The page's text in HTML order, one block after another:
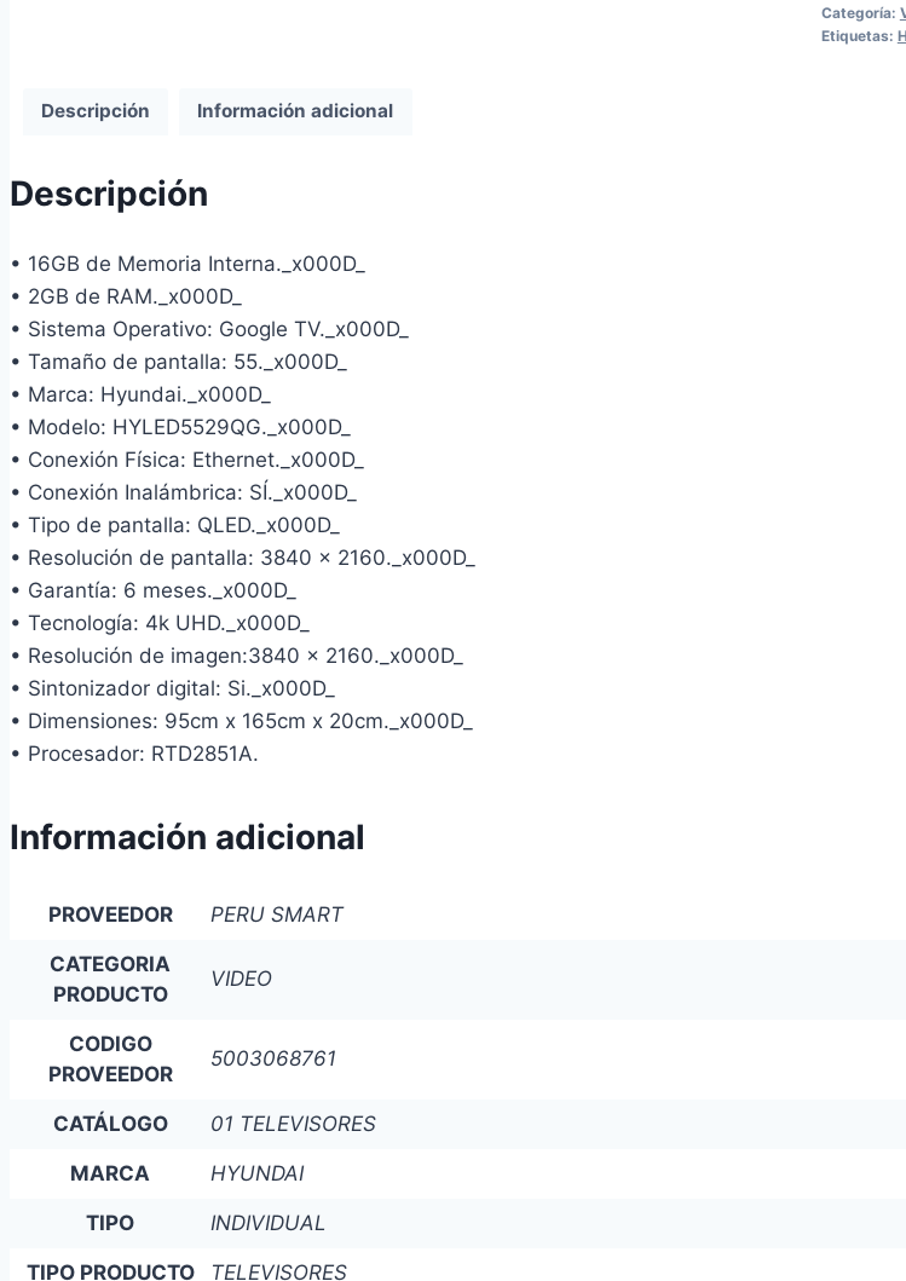
Categoría:
Etiquetas:
Descripción Información adicional
Descripción
• 16GB de Memoria Interna._x000D_
• 2GB de RAM._x000D_
• Sistema Operativo: Google TV._x000D_
• Tamaño de pantalla: 55._x000D_
• Marca: Hyundai._x000D_
• Modelo: HYLED5529QG._x000D_
• Conexión Física: Ethernet._x000D_
• Conexión Inalámbrica: SÍ._x000D_
• Tipo de pantalla: QLED._x000D_
• Resolución de pantalla: 3840 x 2160._x000D_
• Garantía: 6 meses._x000D_
• Tecnología: 4k UHD._x000D_
• Resolución de imagen:3840 x 2160._x000D_
• Sintonizador digital: Si._x000D_
• Dimensiones: 95cm x 165cm x 20cm._x000D_
• Procesador: RTD2851A.
Información adicional
PROVEEDOR PERU SMART
CATEGORIA
PRODUCTO
VIDEO
CODIGO
PROVEEDOR
5003068761
CATÁLOGO 01 TELEVISORES
MARCA HYUNDAI
TIPO INDIVIDUAL
TIPO PRODUCTO TELEVISORES